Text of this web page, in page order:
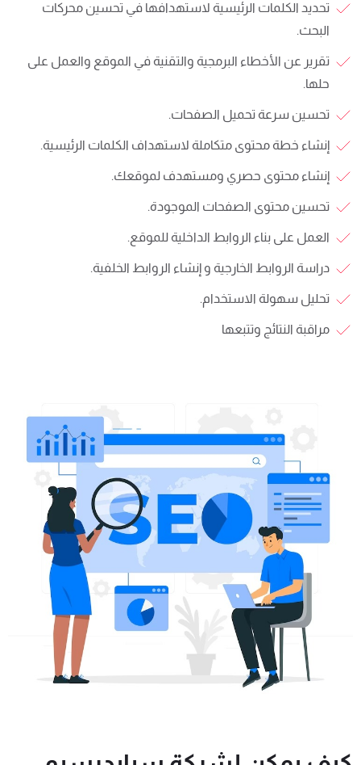
تحديد الكلمات الرئيسية لاستهدافها في تحسين محركات
البحث.
تقرير عن الأخطاء البرمجية والتقنية في الموقع والعمل على
حلها.
تحسين سرعة تحميل الصفحات.
إنشاء خطة محتوى متكاملة لاستهداف الكلمات الرئيسية.
إنشاء محتوى حصري ومستهدف لموقعك.
تحسين محتوى الصفحات الموجودة.
العمل على بناء الروابط الداخلية للموقع.
دراسة الروابط الخارجية و إنشاء الروابط الخلفية.
تحليل سهولة الاستخدام.
مراقبة النتائج وتتبعها